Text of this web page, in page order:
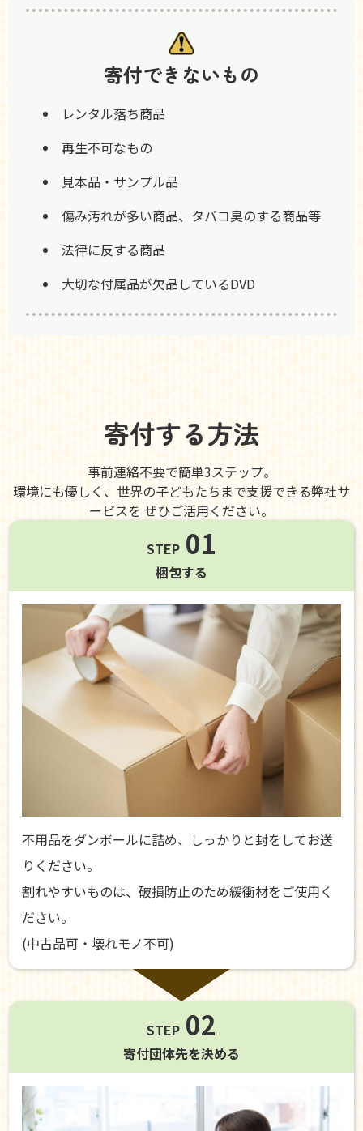
寄付できないもの
レンタル落ち商品
再生不可なもの
見本品・サンプル品
傷み汚れが多い商品、タバコ臭のする商品等
法律に反する商品
大切な付属品が欠品しているDVD
寄付する方法
事前連絡不要で簡単3ステップ。
環境にも優しく、世界の子どもたちまで支援できる弊社サ
ービスを ぜひご活用ください。
STEP 01
梱包する
不用品をダンボールに詰め、しっかりと封をしてお送
りください。
割れやすいものは、破損防止のため緩衝材をご使用く
ださい。
(中古品可・壊れモノ不可)
STEP 02
寄付団体先を決める